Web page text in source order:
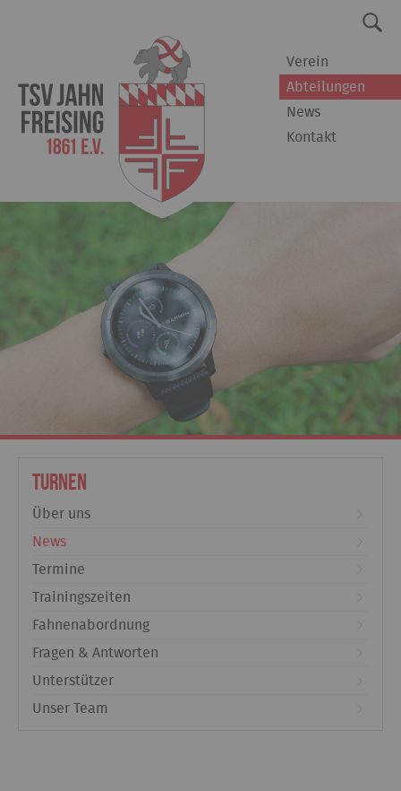
Verein
Abteilungen
News
Kontakt
Turnen
Über uns
News
Termine
Trainingszeiten
Fahnenabordnung
Fragen & Antworten
Unterstützer
Unser Team